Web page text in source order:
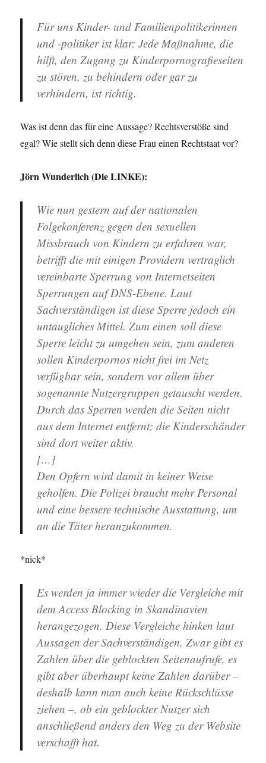
Für uns Kinder- und Familienpolitikerinnen
und -politiker ist klar: Jede Maßnahme, die
hilft, den Zugang zu Kinderpornografieseiten
zu stören, zu behindern oder gar zu
verhindern, ist richtig.
Was ist denn das für eine Aussage? Rechtsverstöße sind
egal? Wie stellt sich denn diese Frau einen Rechtstaat vor?
Jörn Wunderlich (Die LINKE):
Wie nun gestern auf der nationalen
Folgekonferenz gegen den sexuellen
Missbrauch von Kindern zu erfahren war,
betrifft die mit einigen Providern vertraglich
vereinbarte Sperrung von Internetseiten
Sperrungen auf DNS-Ebene. Laut
Sachverständigen ist diese Sperre jedoch ein
untaugliches Mittel. Zum einen soll diese
Sperre leicht zu umgehen sein, zum anderen
sollen Kinderpornos nicht frei im Netz
verfügbar sein, sondern vor allem über
sogenannte Nutzergruppen getauscht werden.
Durch das Sperren werden die Seiten nicht
aus dem Internet entfernt; die Kinderschänder
sind dort weiter aktiv.
[…]
Den Opfern wird damit in keiner Weise
geholfen. Die Polizei braucht mehr Personal
und eine bessere technische Ausstattung, um
an die Täter heranzukommen.
*nick*
Es werden ja immer wieder die Vergleiche mit
dem Access Blocking in Skandinavien
herangezogen. Diese Vergleiche hinken laut
Aussagen der Sachverständigen. Zwar gibt es
Zahlen über die geblockten Seitenaufrufe, es
gibt aber überhaupt keine Zahlen darüber –
deshalb kann man auch keine Rückschlüsse
ziehen –, ob ein geblockter Nutzer sich
anschließend anders den Weg zu der Website
verschafft hat.